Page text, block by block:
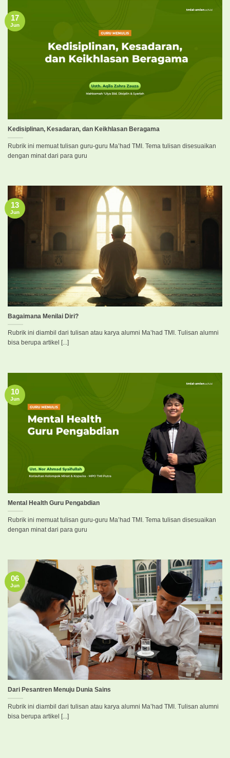
Kedisiplinan, Kesadaran, dan Keikhlasan Beragama
Rubrik ini memuat tulisan guru-guru Ma’had TMI. Tema tulisan disesuaikan
dengan minat dari para guru
17
Jun
Bagaimana Menilai Diri?
Rubrik ini diambil dari tulisan atau karya alumni Ma’had TMI. Tulisan alumni
bisa berupa artikel [...]
13
Jun
Mental Health Guru Pengabdian
Rubrik ini memuat tulisan guru-guru Ma’had TMI. Tema tulisan disesuaikan
dengan minat dari para guru
10
Jun
Dari Pesantren Menuju Dunia Sains
Rubrik ini diambil dari tulisan atau karya alumni Ma’had TMI. Tulisan alumni
bisa berupa artikel [...]
06
Jun